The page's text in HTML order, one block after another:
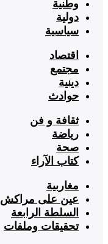
وطنية
دولية
سياسية
اقتصاد
مجتمع
دينية
حوادث
ثقافة و فن
رياضة
صحة
كتاب الآراء
مغاربية
عين على مراكش
السلطة الرابعة
تحقيقات وملفات